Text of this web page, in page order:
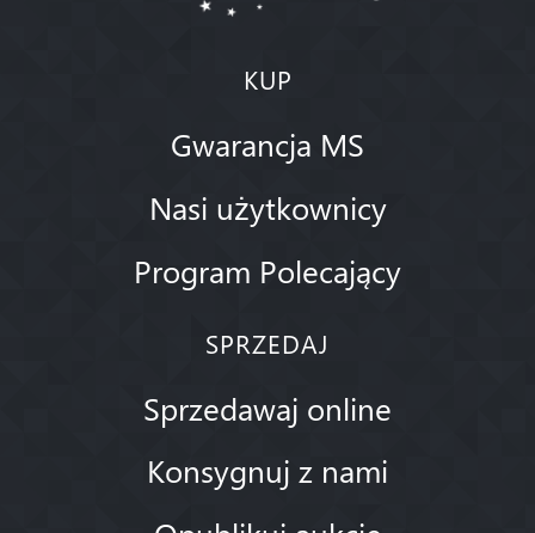
KUP
Gwarancja MS
Nasi użytkownicy
Program Polecający
SPRZEDAJ
Sprzedawaj online
Konsygnuj z nami